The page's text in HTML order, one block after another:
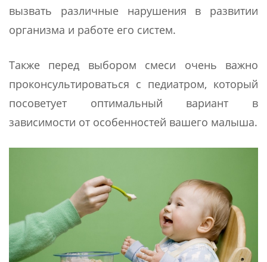
вызвать различные нарушения в развитии
организма и работе его систем.
Также перед выбором смеси очень важно
проконсультироваться с педиатром, который
посоветует оптимальный вариант в
зависимости от особенностей вашего малыша.